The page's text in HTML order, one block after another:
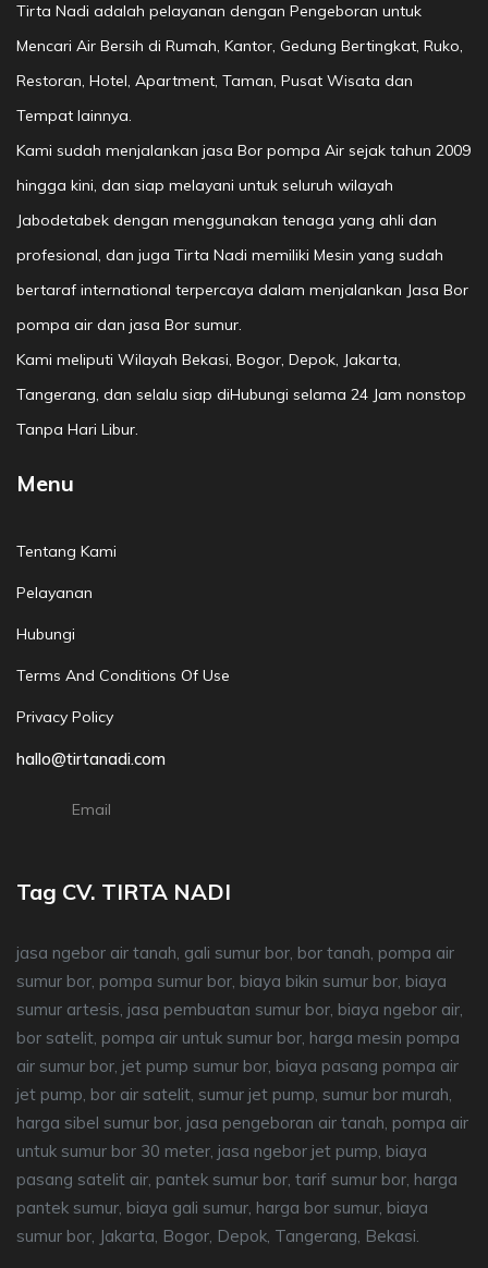
Tirta Nadi adalah pelayanan dengan Pengeboran untuk
Mencari Air Bersih di Rumah, Kantor, Gedung Bertingkat, Ruko,
Restoran, Hotel, Apartment, Taman, Pusat Wisata dan
Tempat lainnya.
Kami sudah menjalankan jasa Bor pompa Air sejak tahun 2009
hingga kini, dan siap melayani untuk seluruh wilayah
Jabodetabek dengan menggunakan tenaga yang ahli dan
profesional, dan juga Tirta Nadi memiliki Mesin yang sudah
bertaraf international terpercaya dalam menjalankan Jasa Bor
pompa air dan jasa Bor sumur.
Kami meliputi Wilayah Bekasi, Bogor, Depok, Jakarta,
Tangerang, dan selalu siap diHubungi selama 24 Jam nonstop
Tanpa Hari Libur.
Menu
Tentang Kami
Pelayanan
Hubungi
Terms And Conditions Of Use
Privacy Policy
hallo@tirtanadi.com
Email
Tag CV. TIRTA NADI
jasa ngebor air tanah, gali sumur bor, bor tanah, pompa air
sumur bor, pompa sumur bor, biaya bikin sumur bor, biaya
sumur artesis, jasa pembuatan sumur bor, biaya ngebor air,
bor satelit, pompa air untuk sumur bor, harga mesin pompa
air sumur bor, jet pump sumur bor, biaya pasang pompa air
jet pump, bor air satelit, sumur jet pump, sumur bor murah,
harga sibel sumur bor, jasa pengeboran air tanah, pompa air
untuk sumur bor 30 meter, jasa ngebor jet pump, biaya
pasang satelit air, pantek sumur bor, tarif sumur bor, harga
pantek sumur, biaya gali sumur, harga bor sumur, biaya
sumur bor, Jakarta, Bogor, Depok, Tangerang, Bekasi.